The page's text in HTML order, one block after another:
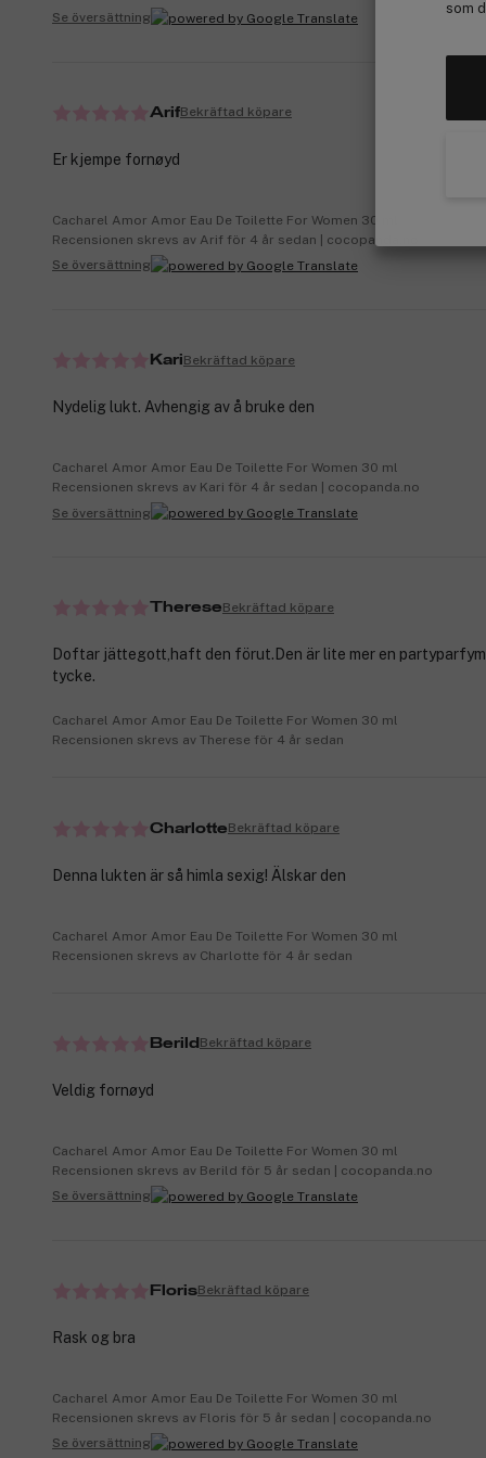
som
Se översättning
ArifBekräftad köpare
Er kjempe fornøyd
Cacharel Amor Amor Eau De Toilette For Women 30 ml
Recensionen skrevs av Arif för 4 år sedan | cocopanda.no
Se översättning
KariBekräftad köpare
Nydelig lukt. Avhengig av å bruke den
Cacharel Amor Amor Eau De Toilette For Women 30 ml
Recensionen skrevs av Kari för 4 år sedan | cocopanda.no
Se översättning
ThereseBekräftad köpare
Doftar jättegott,haft den förut.Den är lite mer en
tycke.
Cacharel Amor Amor Eau De Toilette For Women 30 ml
Recensionen skrevs av Therese för 4 år sedan
CharlotteBekräftad köpare
Denna lukten är så himla sexig! Älskar den
Cacharel Amor Amor Eau De Toilette For Women 30 ml
Recensionen skrevs av Charlotte för 4 år sedan
Berild Bekräftad köpare
Veldig fornøyd
Cacharel Amor Amor Eau De Toilette For Women 30 ml
Recensionen skrevs av Berild för 5 år sedan | cocopanda.no
Se översättning
FlorisBekräftad köpare
Rask og bra
Cacharel Amor Amor Eau De Toilette For Women 30 ml
Recensionen skrevs av Floris för 5 år sedan | cocopanda.no
Se översättning